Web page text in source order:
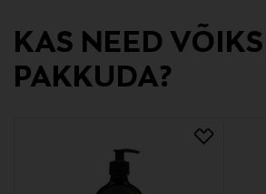
Jonmax Oy
Tootja aadress
Digitaalne aadress
info@jonmax.fi
KAS NEED
PAKKUDA?